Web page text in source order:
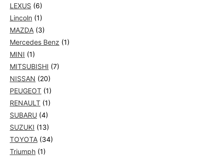
LEXUS (6)
Lincoln (1)
MAZDA (3)
Mercedes Benz (1)
MINI (1)
MITSUBISHI (7)
NISSAN (20)
PEUGEOT (1)
RENAULT (1)
SUBARU (4)
SUZUKI (13)
TOYOTA (34)
Triumph (1)